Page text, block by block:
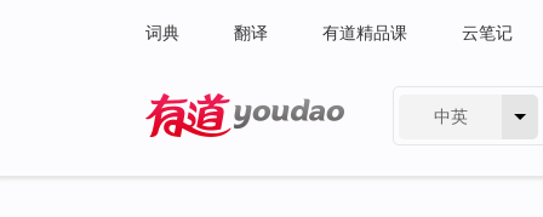
词典 翻译 有道精品课 云笔记
中英